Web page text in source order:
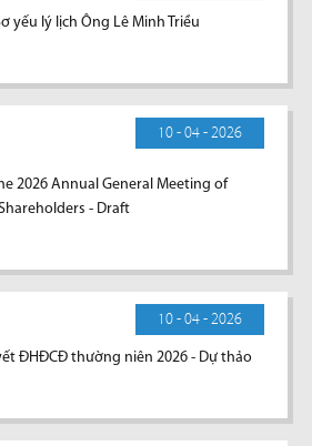
yếu lý lịch Ông Lê Minh Triều
10 - 04 - 2026
2026 Annual General Meeting of
- Draft
10 - 04 - 2026
ĐHĐCĐ thường niên 2026 - Dự thảo